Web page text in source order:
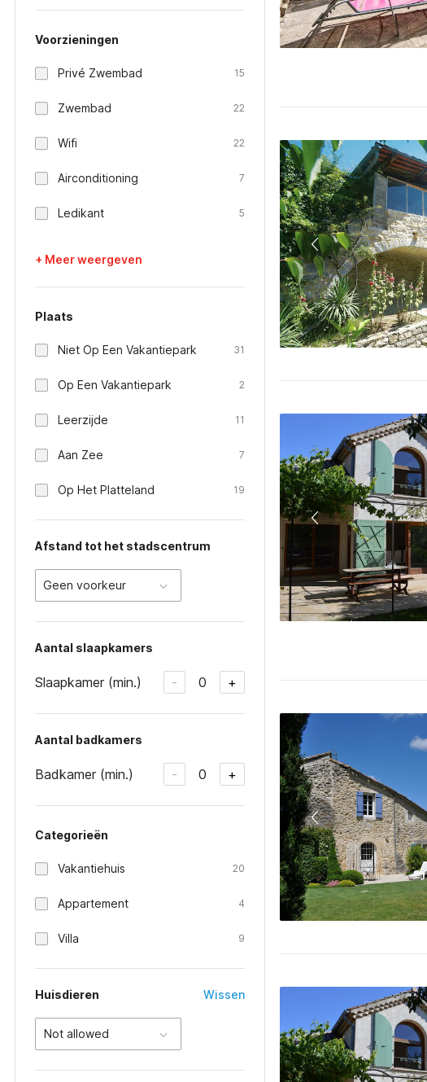
Voorzieningen
Privé Zwembad 15
Zwembad 22
Wifi 22
Airconditioning 7
Ledikant 5
+ Meer weergeven
Plaats
Niet Op Een Vakantiepark 31
Op Een Vakantiepark 2
Leerzijde 11
Aan Zee 7
Op Het Platteland 19
Afstand tot het stadscentrum
Geen voorkeur
Aantal slaapkamers
Slaapkamer (min.) - 0 +
Aantal badkamers
Badkamer (min.) - 0 +
Categorieën
Vakantiehuis 20
Appartement 4
Villa 9
Huisdieren Wissen
Not allowed